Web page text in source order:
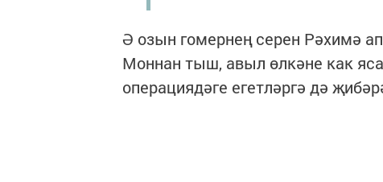
Ә озын гомернең серен Рәхимә
Моннан тыш, авыл өлкәне как
операциядәге егетләргә дә